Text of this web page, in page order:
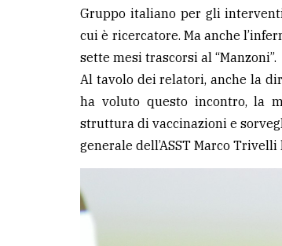
Gruppo italiano per gli
cui è ricercatore. Ma anche
sette mesi trascorsi al “Manzoni”.
Al tavolo dei relatori, anche la
ha voluto questo incontro, la
struttura di vaccinazioni e
generale dell’ASST Marco